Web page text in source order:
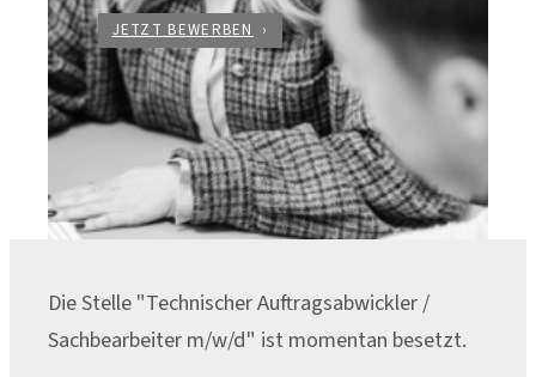
JETZT BEWERBEN
Die Stelle "Technischer Auftragsabwickler /
Sachbearbeiter m/w/d" ist momentan besetzt.